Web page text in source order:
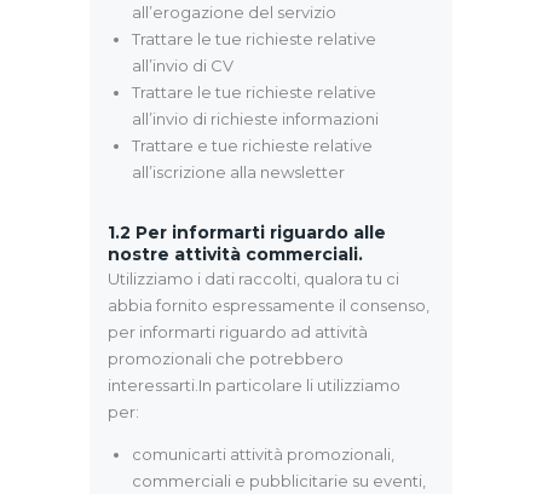
all’erogazione del servizio
Trattare le tue richieste relative
all’invio di CV
Trattare le tue richieste relative
all’invio di richieste informazioni
Trattare e tue richieste relative
all’iscrizione alla newsletter
1.2 Per informarti riguardo alle
nostre attività commerciali.
Utilizziamo i dati raccolti, qualora tu ci
abbia fornito espressamente il consenso,
per informarti riguardo ad attività
promozionali che potrebbero
interessarti.In particolare li utilizziamo
per:
comunicarti attività promozionali,
commerciali e pubblicitarie su eventi,